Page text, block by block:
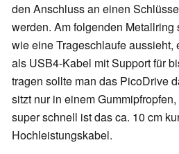
den Anschluss an einen
werden. Am folgenden Metallring
wie eine Trageschlaufe aussieht,
als USB4-Kabel mit Support für
tragen sollte man das PicoDrive
sitzt nur in einem
super schnell ist das ca. 10 cm
Hochleistungskabel.